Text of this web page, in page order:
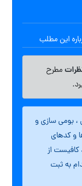
این مطلب
مطرح
، بومی سازی و
و کدهای
کافیست از
به ثبت